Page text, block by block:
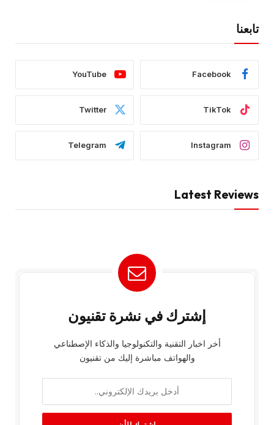
تابعنا
Facebook
YouTube
TikTok
Twitter
Instagram
Telegram
Latest Reviews
إشترك في نشرة تقنيون
أخر اخبار التقنية والتكنولوجيا والذكاء الإصطناعي
والهواتف مباشرة إليك من تقنيون